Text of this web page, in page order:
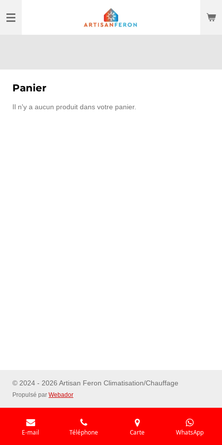
au
Panier
Il n'y a aucun produit dans votre panier.
© 2024 - 2026 Artisan Feron Climatisation/Chauffage
Propulsé par Webador
E-mail Téléphone Carte WhatsApp